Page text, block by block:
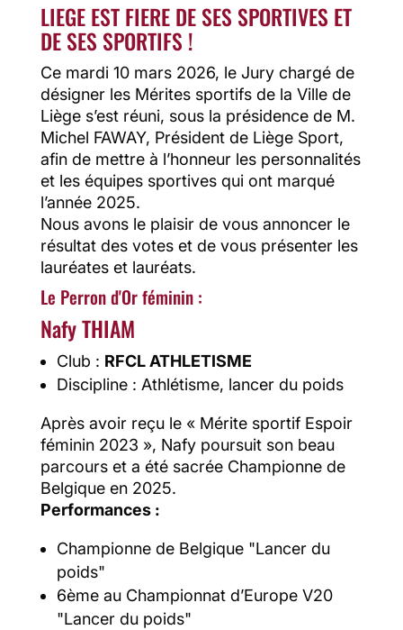
LIEGE EST FIERE DE SES SPORTIVES ET
DE SES SPORTIFS !
Ce mardi 10 mars 2026, le Jury chargé de
désigner les Mérites sportifs de la Ville de
Liège s’est réuni, sous la présidence de M.
Michel FAWAY, Président de Liège Sport,
afin de mettre à l’honneur les personnalités
et les équipes sportives qui ont marqué
l’année 2025.
Nous avons le plaisir de vous annoncer le
résultat des votes et de vous présenter les
lauréates et lauréats.
Le Perron d'Or féminin :
Nafy THIAM
Club : RFCL ATHLETISME
Discipline : Athlétisme, lancer du poids
Après avoir reçu le « Mérite sportif Espoir
féminin 2023 », Nafy poursuit son beau
parcours et a été sacrée Championne de
Belgique en 2025.
Performances :
Championne de Belgique "Lancer du
poids"
6ème au Championnat d’Europe V20
"Lancer du poids"